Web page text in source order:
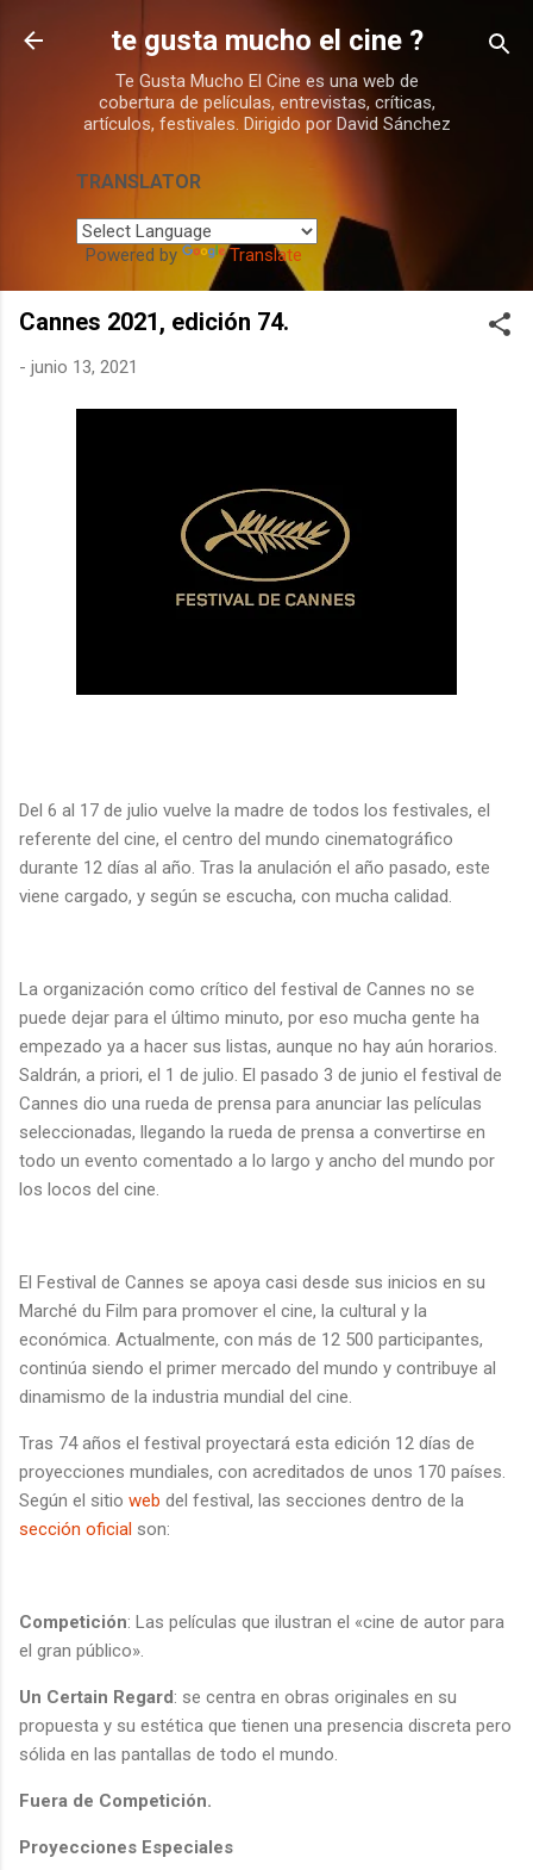
Ir al contenido principal
te gusta mucho el cine ?
Te Gusta Mucho El Cine es una web de
cobertura de películas, entrevistas, críticas,
artículos, festivales. Dirigido por David Sánchez
TRANSLATOR
Powered by Translate
Cannes 2021, edición 74.
- junio 13, 2021
Del 6 al 17 de julio vuelve la madre de todos los festivales, el
referente del cine, el centro del mundo cinematográfico
durante 12 días al año. Tras la anulación el año pasado, este
viene cargado, y según se escucha, con mucha calidad.
La organización como crítico del festival de Cannes no se
puede dejar para el último minuto, por eso mucha gente ha
empezado ya a hacer sus listas, aunque no hay aún horarios.
Saldrán, a priori, el 1 de julio. El pasado 3 de junio el festival de
Cannes dio una rueda de prensa para anunciar las películas
seleccionadas, llegando la rueda de prensa a convertirse en
todo un evento comentado a lo largo y ancho del mundo por
los locos del cine.
El Festival de Cannes se apoya casi desde sus inicios en su
Marché du Film para promover el cine, la cultural y la
económica. Actualmente, con más de 12 500 participantes,
continúa siendo el primer mercado del mundo y contribuye al
dinamismo de la industria mundial del cine.
Tras 74 años el festival proyectará esta edición 12 días de
proyecciones mundiales, con acreditados de unos 170 países.
Según el sitio web del festival, las secciones dentro de la
sección oficial son:
Competición: Las películas que ilustran el «cine de autor para
el gran público».
Un Certain Regard: se centra en obras originales en su
propuesta y su estética que tienen una presencia discreta pero
sólida en las pantallas de todo el mundo.
Fuera de Competición.
Proyecciones Especiales